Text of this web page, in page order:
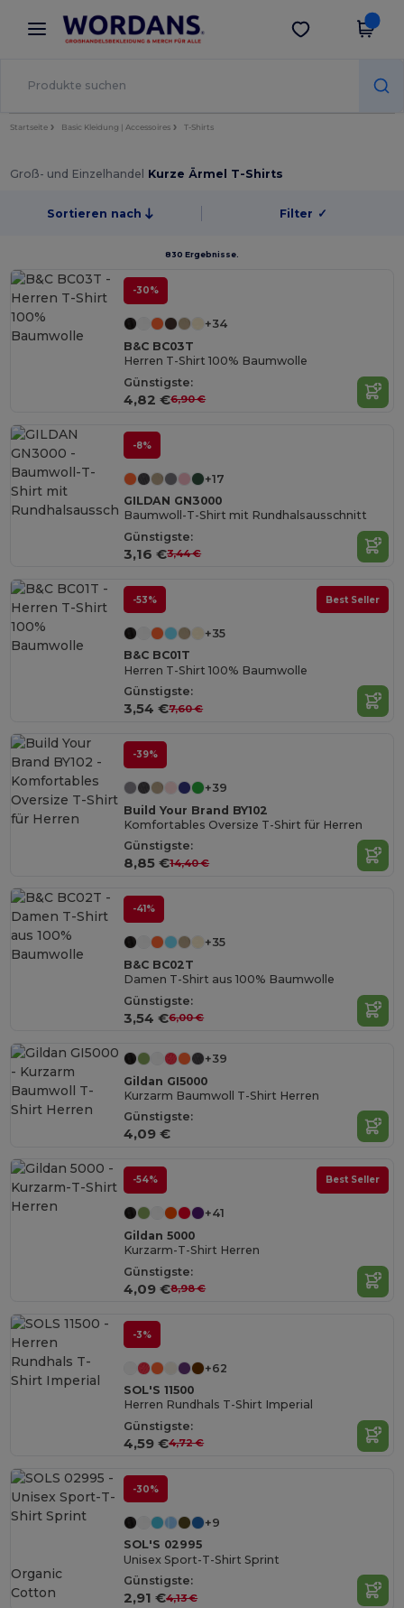
× Wordans App
Bessere Preise in der App!
App holen
Startseite Basic Kleidung | Accessoires T-Shirts
Groß- und Einzelhandel Kurze Ärmel T-Shirts
Sortieren nach Filter ✓
830 Ergebnisse.
-30%
+34
B&C BC03T
Herren T-Shirt 100% Baumwolle
Günstigste:
4,82 €6,90 €
-8%
+17
GILDAN GN3000
Baumwoll-T-Shirt mit Rundhalsausschnitt
Günstigste:
3,16 €3,44 €
-53% Best Seller
+35
B&C BC01T
Herren T-Shirt 100% Baumwolle
Günstigste:
3,54 €7,60 €
-39%
+39
Build Your Brand BY102
Komfortables Oversize T-Shirt für Herren
Günstigste:
8,85 €14,40 €
-41%
+35
B&C BC02T
Damen T-Shirt aus 100% Baumwolle
Günstigste:
3,54 €6,00 €
+39
Gildan GI5000
Kurzarm Baumwoll T-Shirt Herren
Günstigste:
4,09 €
-54% Best Seller
+41
Gildan 5000
Kurzarm-T-Shirt Herren
Günstigste:
4,09 €8,98 €
-3%
+62
SOL'S 11500
Herren Rundhals T-Shirt Imperial
Günstigste:
4,59 €4,72 €
-30%
+9
SOL'S 02995
Unisex Sport-T-Shirt Sprint
Günstigste:
2,91 €4,13 €
Organic
Cotton